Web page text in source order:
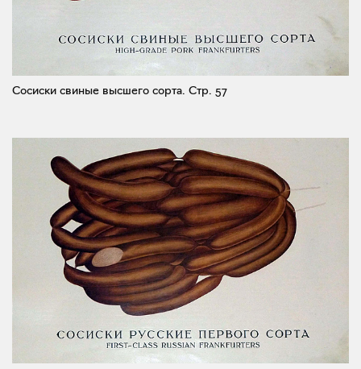
Сосиски свиные высшего сорта. Стр. 57